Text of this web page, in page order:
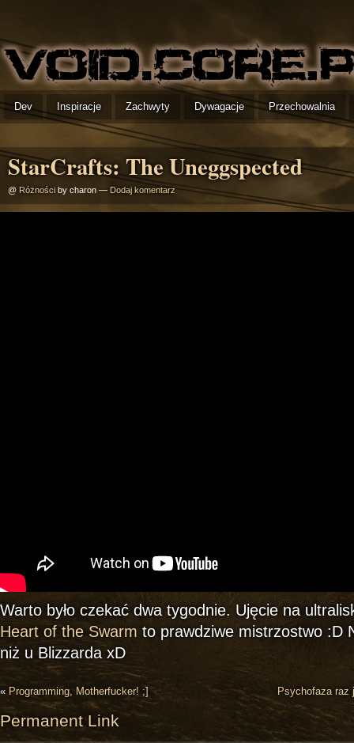
Dev Inspiracje Zachwyty Dywagacje Przechowalnia
StarCrafts: The Uneggspected
@ Różności by charon — Dodaj komentarz
Warto było czekać dwa tygodnie. Ujęcie na
Heart of the Swarm to prawdziwe mistrzostwo :D
niż u Blizzarda xD
« Programming, Motherfucker! ;] Psychofaza
Permanent Link